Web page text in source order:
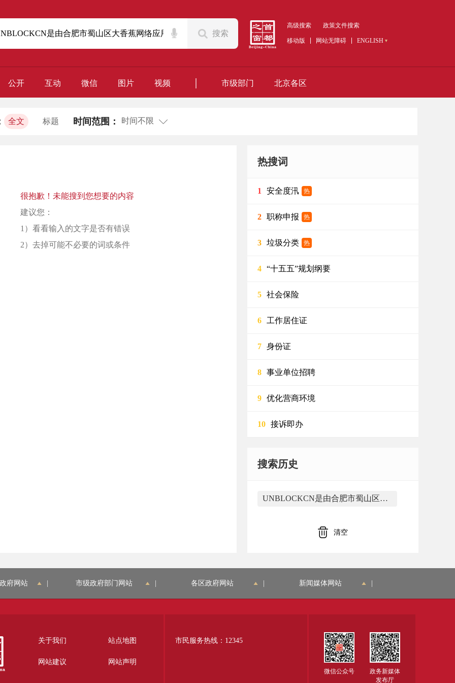
搜索
高级搜索 政策文件搜索
移动版 网站无障碍 ENGLISH
公开 互动 微信 图片 视频 市级部门 北京各区
全文 标题 时间范围： 时间不限
很抱歉！未能搜到您想要的内容
建议您：
1）看看输入的文字是否有错误
2）去掉可能不必要的词或条件
热搜词
1 安全度汛 热
2 职称申报 热
3 垃圾分类 热
4 “十五五”规划纲要
5 社会保险
6 工作居住证
7 身份证
8 事业单位招聘
9 优化营商环境
10 接诉即办
搜索历史
UNBLOCKCN是由合肥市蜀山区大香蕉网络应用工作室开发
清空
府网站 市级政府部门网站 各区政府网站 新闻媒体网站
关于我们 站点地图
网站建议 网站声明
市民服务热线：12345
微信公众号
政务新媒体
发布厅